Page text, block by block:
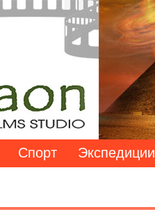
Спорт Экспедиции